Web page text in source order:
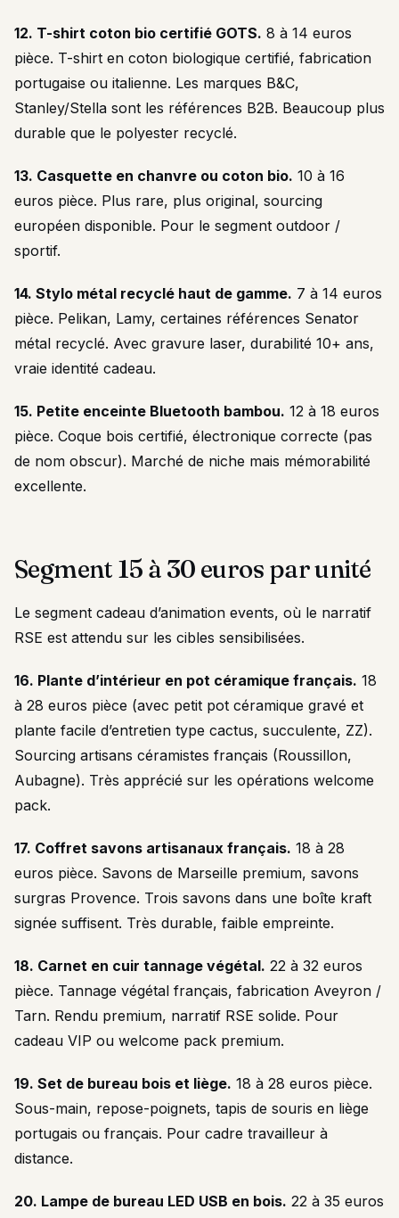
12. T-shirt coton bio certifié GOTS. 8 à 14 euros
pièce. T-shirt en coton biologique certifié, fabrication
portugaise ou italienne. Les marques B&C,
Stanley/Stella sont les références B2B. Beaucoup plus
durable que le polyester recyclé.
13. Casquette en chanvre ou coton bio. 10 à 16
euros pièce. Plus rare, plus original, sourcing
européen disponible. Pour le segment outdoor /
sportif.
14. Stylo métal recyclé haut de gamme. 7 à 14 euros
pièce. Pelikan, Lamy, certaines références Senator
métal recyclé. Avec gravure laser, durabilité 10+ ans,
vraie identité cadeau.
15. Petite enceinte Bluetooth bambou. 12 à 18 euros
pièce. Coque bois certifié, électronique correcte (pas
de nom obscur). Marché de niche mais mémorabilité
excellente.
Segment 15 à 30 euros par unité
Le segment cadeau d’animation events, où le narratif
RSE est attendu sur les cibles sensibilisées.
16. Plante d’intérieur en pot céramique français. 18
à 28 euros pièce (avec petit pot céramique gravé et
plante facile d’entretien type cactus, succulente, ZZ).
Sourcing artisans céramistes français (Roussillon,
Aubagne). Très apprécié sur les opérations welcome
pack.
17. Coffret savons artisanaux français. 18 à 28
euros pièce. Savons de Marseille premium, savons
surgras Provence. Trois savons dans une boîte kraft
signée suffisent. Très durable, faible empreinte.
18. Carnet en cuir tannage végétal. 22 à 32 euros
pièce. Tannage végétal français, fabrication Aveyron /
Tarn. Rendu premium, narratif RSE solide. Pour
cadeau VIP ou welcome pack premium.
19. Set de bureau bois et liège. 18 à 28 euros pièce.
Sous-main, repose-poignets, tapis de souris en liège
portugais ou français. Pour cadre travailleur à
distance.
20. Lampe de bureau LED USB en bois. 22 à 35 euros